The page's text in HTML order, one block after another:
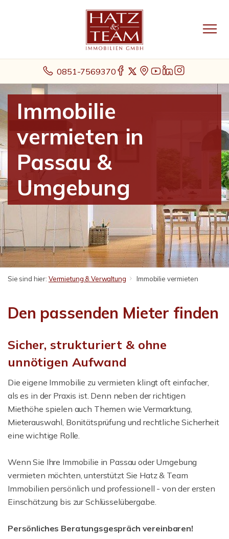
0851-7569370
Immobilie
vermieten in
Passau &
Umgebung
Sie sind hier: Vermietung & Verwaltung Immobilie vermieten
Den passenden Mieter finden
Sicher, strukturiert & ohne
unnötigen Aufwand
Die eigene Immobilie zu vermieten klingt oft einfacher,
als es in der Praxis ist. Denn neben der richtigen
Miethöhe spielen auch Themen wie Vermarktung,
Mieterauswahl, Bonitätsprüfung und rechtliche Sicherheit
eine wichtige Rolle.
Wenn Sie Ihre Immobilie in Passau oder Umgebung
vermieten möchten, unterstützt Sie Hatz & Team
Immobilien persönlich und professionell - von der ersten
Einschätzung bis zur Schlüsselübergabe.
Persönliches Beratungsgespräch vereinbaren!